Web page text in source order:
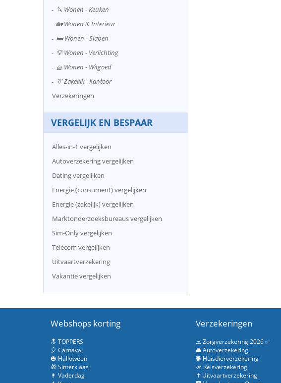
🔪 Wonen - Keuken
🏡 Wonen & Interieur
🛏️ Wonen - Slapen
💡 Wonen - Verlichting
🧺 Wonen - Witgoed
👔 Zakelijk - Kantoor
Verzekeringen
VERGELIJK EN BESPAAR
Alles-in-1 vergelijken
Autoverzekering vergelijken
Dating vergelijken
Energie (consument) vergelijken
Energie (zakelijk) vergelijken
Marktonderzoeksbureaus vergelijken
Sim-Only vergelijken
Telecom vergelijken
Uitvaartverzekering
Vakantie vergelijken
Webshops korting
🔝 TOPPERS
🎈 Carnaval
🎃 Halloween
🎁 Sinterklaas
👨 Vaderdag
Verzekeringen
⚠️ Zorgverzekering 2026 ✅
🚘 Autoverzekering
🐕 Huisdierverzekering
🛫 Reisverzekering
✝️ Uitvaartverzekering